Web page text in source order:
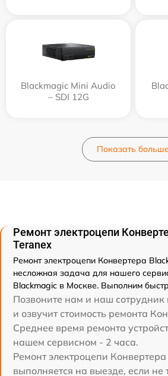
Blackmagic Mini Audio
– SDI 12G
Показать больше
Ремонт электроцепи
Teranex
Ремонт электроцепи Конвертера
несложная задача для нашего
Blackmagic в Москве. Выполним
Позвоните нам и наш сотрудник
и озвучит стоимость ремонта
Среднее время ремонта
нашем сервисном - 2 часа.
Ремонт электроцепи
выполняется на выезде, если не